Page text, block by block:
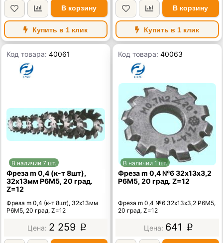
В корзину
Купить в 1 клик
В корзину
Купить в 1 клик
Код товара:40061
В наличии 7 шт.
Фреза m 0,4 (к-т 8шт),
32х13мм Р6М5, 20 град.
Z=12
Фреза m 0,4 (к-т 8шт), 32х13мм
Р6М5, 20 град. Z=12
2 259 p
Код товара:40063
В наличии 1 шт.
Фреза m 0,4 №6 32х13х3,2
Р6М5, 20 град. Z=12
Фреза m 0,4 №6 32х13х3,2 Р6М5,
20 град. Z=12
641 p